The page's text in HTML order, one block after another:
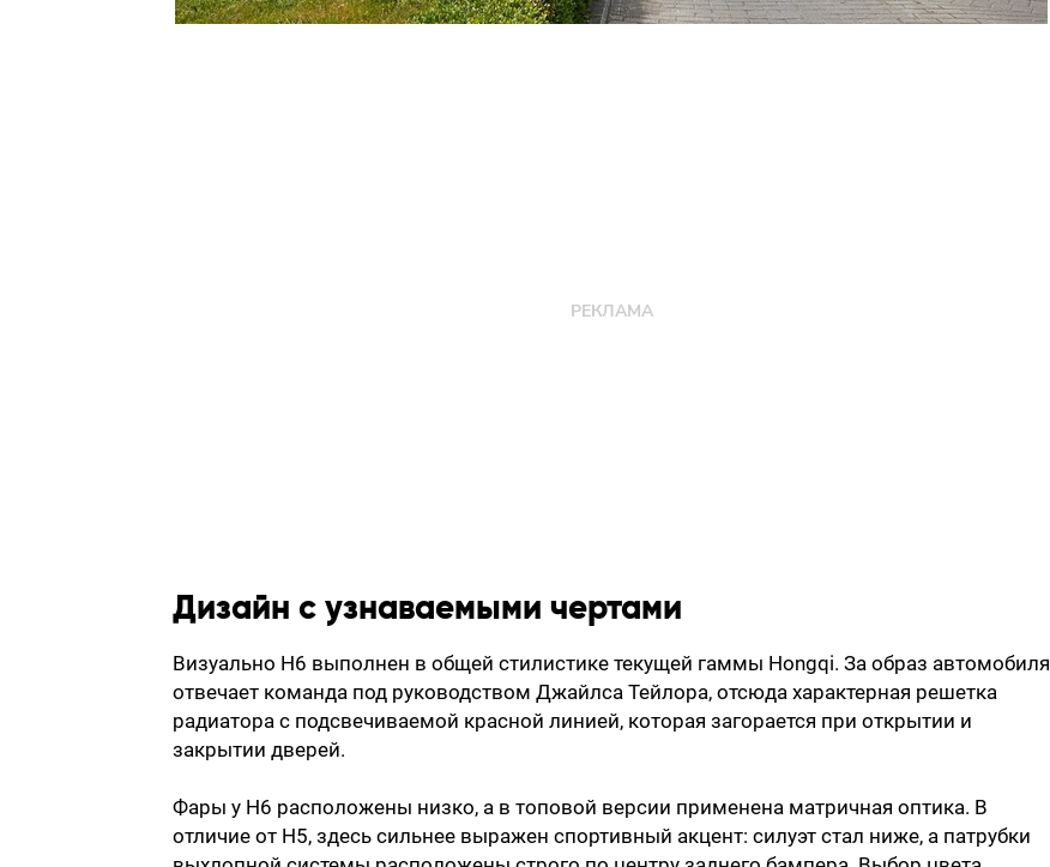
Дизайн с узнаваемыми чертами
Визуально H6 выполнен в общей стилистике текущей гаммы Hongqi. За образ автомобиля
отвечает команда под руководством Джайлса Тейлора, отсюда характерная решетка
радиатора с подсвечиваемой красной линией, которая загорается при открытии и
закрытии дверей.
Фары у H6 расположены низко, а в топовой версии применена матричная оптика. В
отличие от H5, здесь сильнее выражен спортивный акцент: силуэт стал ниже, а патрубки